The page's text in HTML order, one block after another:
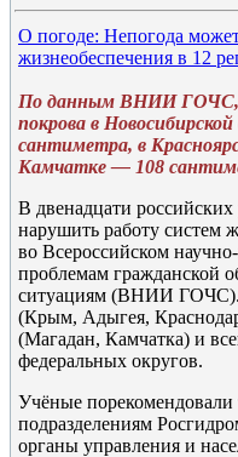
О погоде: Непогода
жизнеобеспечения в 12
По данным ВНИИ ГОЧС,
покрова в
сантиметра, в
Камчатке — 108
В двенадцати
нарушить работу систем
во Всероссийском
проблемам гражданской
ситуациям (ВНИИ ГОЧС).
(Крым, Адыгея,
(Магадан, Камчатка) и
федеральных округов.
Учёные
подразделениям
органы управления и